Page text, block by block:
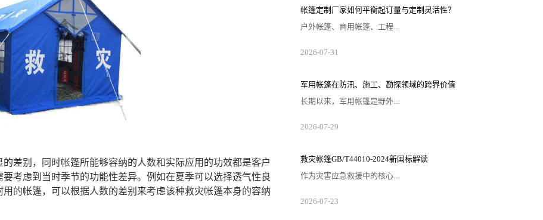
差别，同时帐篷所能够容纳的人数和实际应用的功效都是客户
考虑到当时季节的功能性差异。例如在夏季可以选择透气性良
的帐篷，可以根据人数的差别来考虑该种救灾帐篷本身的容纳
帐篷定制厂家如何平衡起订量与定制灵活性？
户外帐篷、商用帐篷、工程...
2026-07-31
军用帐篷在防汛、施工、勘探领域的跨界价值
长期以来，军用帐篷是野外...
2026-07-29
救灾帐篷GB/T44010-2024新国标解读
作为灾害应急救援中的核心...
2026-07-23